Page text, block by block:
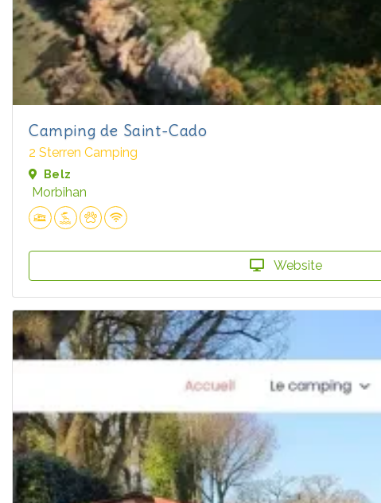
Camping de Saint-Cado
2 Sterren Camping
Belz
Morbihan
Website